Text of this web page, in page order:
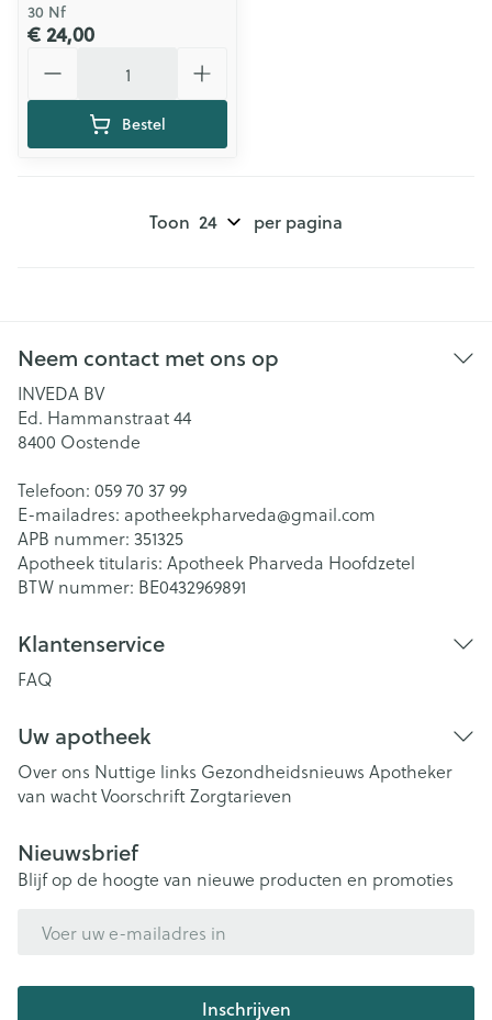
30 Nf
€ 24,00
Bestel
Toon per pagina
Neem contact met ons op
INVEDA BV
Ed. Hammanstraat 44
8400 Oostende
Telefoon: 059 70 37 99
E-mailadres: apotheekpharveda@gmail.com
APB nummer: 351325
Apotheek titularis: Apotheek Pharveda Hoofdzetel
BTW nummer: BE0432969891
Klantenservice
FAQ
Uw apotheek
Over ons Nuttige links Gezondheidsnieuws Apotheker
van wachtVoorschriftZorgtarieven
Nieuwsbrief
Blijf op de hoogte van nieuwe producten en promoties
Inschrijven